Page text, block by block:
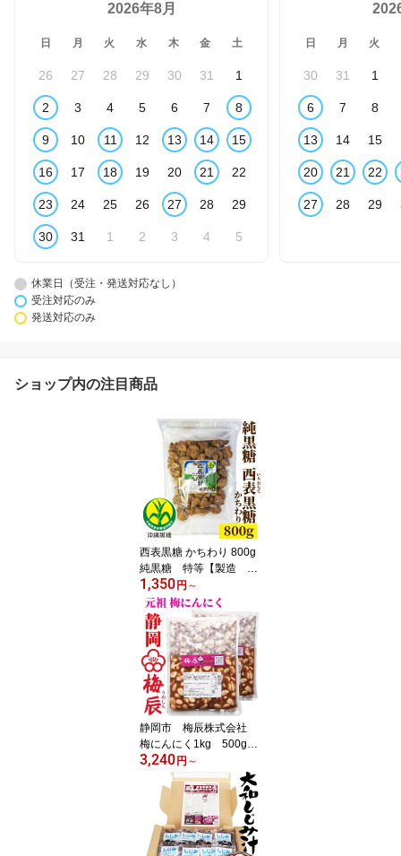
2026年8月
日 月 火 水 木 金 土
26 27 28 29 30 31 1
2 3 4 5 6 7 8
9 10 11 12 13 14 15
16 17 18 19 20 21 22
23 24 25 26 27 28 29
30 31 1 2 3 4 5
日 月 火
30 31 1
6 7 8
13 14 15
20 21 22
27 28 29
休業日（受注・発送対応なし）
受注対応のみ
発送対応のみ
ショップ内の注目商品
西表黒糖 かちわり 800g
純黒糖 特等【製造 西
表糖業株式会社】さとう
きび 黒砂糖 いつでも
チャック 大容量【コー
ヒー用砂糖 本黒糖】
【コーヒーシュガー】
【COFFEEHI SUGER】
いりおもて島 生黒糖
生黒糖ラテ Fresh Brown
Sugar Latte Raw Brow
n Sugar Latte
1,350円 ～
静岡市 梅辰株式会社
梅にんにく1kg 500g×2
袋 次の日もニオイがし
ない無臭にんにく 紀州南
高梅と国産かつお節で熟
成 かつお梅にんにく大
蒜ギフト 匂わない 漬物
漬け物 元祖 おかず ご飯
3,240円 ～